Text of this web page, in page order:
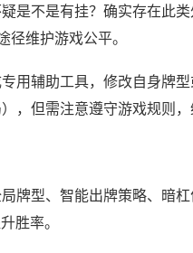
是不是有挂？确实存在此
维护游戏公平。
用辅助工具，修改自身牌
，但需注意遵守游戏规则，
牌型、智能出牌策略、暗
胜率。